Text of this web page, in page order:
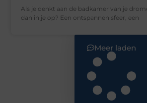
Als je denkt aan de badkamer van je
dan in je op? Een ontspannen sfeer, een
Meer laden